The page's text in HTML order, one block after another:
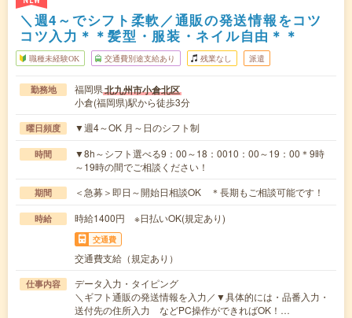
＼週4～でシフト柔軟／通販の発送情報をコツ
コツ入力＊＊髪型・服装・ネイル自由＊＊
職種未経験OK 交通費別途支給あり 残業なし 派遣
勤務地 福岡県北九州市小倉北区
小倉(福岡県)駅から徒歩3分
曜日頻度 ▼週4～OK 月～日のシフト制
時間
▼8h～シフト選べる9：00～18：0010：00～19：00＊9時
～19時の間でご相談ください！
期間 ＜急募＞即日～開始日相談OK ＊長期もご相談可能です！
時給 時給1400円 ※日払いOK(規定あり)
交通費
交通費支給（規定あり）
仕事内容
データ入力・タイピング
＼ギフト通販の発送情報を入力／▼具体的には・品番入力・
送付先の住所入力 などPC操作ができればOK！…